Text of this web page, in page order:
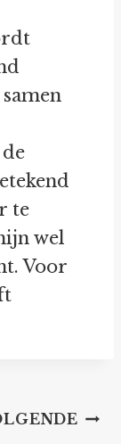
te
wel
Voor